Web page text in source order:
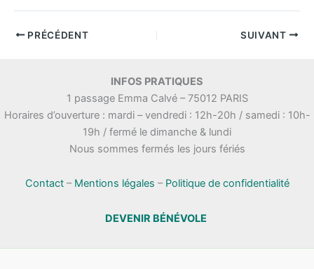
PRÉCÉDENT SUIVANT
INFOS PRATIQUES
1 passage Emma Calvé – 75012 PARIS
Horaires d’ouverture : mardi – vendredi : 12h-20h / samedi : 10h-
19h / fermé le dimanche & lundi
Nous sommes fermés les jours fériés
Contact– Mentions légales – Politique de confidentialité
DEVENIR BÉNÉVOLE